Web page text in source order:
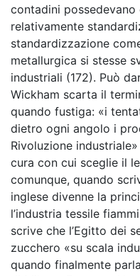
contadini
relativamente
standardizzazione
metallurgica si stesse
industriali (172). Può
Wickham scarta il
quando fustiga: «i
dietro ogni angolo i
Rivoluzione
cura con cui sceglie il
comunque, quando
inglese divenne la
l’industria tessile
scrive che l’Egitto dei
zucchero «su scala
quando finalmente